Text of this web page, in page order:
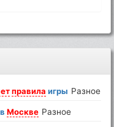
правила игры Разное
вМоскве Разное